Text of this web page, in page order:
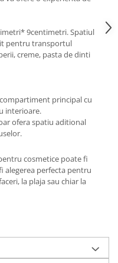
9centimetri. Spatiul
pentru transportul
creme, pasta de dinti
compartiment principal cu
interioare.
ofera spatiu aditional
cosmetice poate fi
alegerea perfecta pentru
la plaja sau chiar la